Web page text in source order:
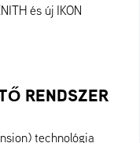
és új IKON
RENDSZER
technológia